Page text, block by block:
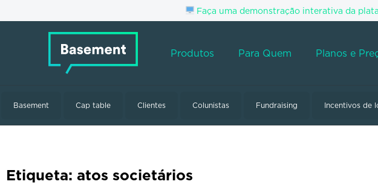
Faça uma demonstração interativa da
Produtos Para Quem Planos e
Basement Cap table Clientes Colunistas Fundraising Incentivos de
Etiqueta: atos societários